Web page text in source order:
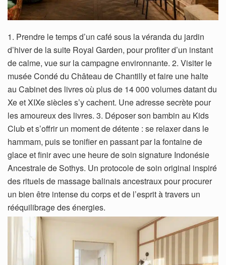
1. Prendre le temps d’un café sous la véranda du jardin
d’hiver de la suite Royal Garden, pour profiter d’un instant
de calme, vue sur la campagne environnante. 2. Visiter le
musée Condé du Château de Chantilly et faire une halte
au Cabinet des livres où plus de 14 000 volumes datant du
Xe et XIXe siècles s’y cachent. Une adresse secrète pour
les amoureux des livres. 3. Déposer son bambin au Kids
Club et s’offrir un moment de détente : se relaxer dans le
hammam, puis se tonifier en passant par la fontaine de
glace et finir avec une heure de soin signature Indonésie
Ancestrale de Sothys. Un protocole de soin original inspiré
des rituels de massage balinais ancestraux pour procurer
un bien être intense du corps et de l’esprit à travers un
rééquilibrage des énergies.